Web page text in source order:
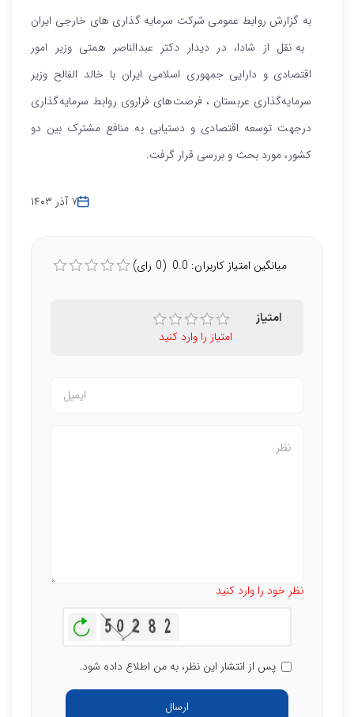
۷ آذر ۱۴۰۳
به گزارش روابط عمومی شرکت سرمایه گذاری های خارجی ایران
به نقل از شادا، در دیدار دکتر عبدالناصر همتی وزیر امور
اقتصادی و دارایی جمهوری اسلامی ایران با خالد الفالح وزیر
سرمایه‌گذاری عربستان ، فرصت‌های فراروی روابط سرمایه‌گذاری
درجهت توسعه اقتصادی و دستیابی به منافع مشترک بین دو
کشور، مورد بحث و بررسی قرار گرفت.
میانگین امتیاز کاربران: 0.0 (0 رای)
امتیاز
امتیاز را وارد کنید
نظر خود را وارد کنید
بازخوانی
پس از انتشار این نظر، به من اطلاع داده شود.
ارسال